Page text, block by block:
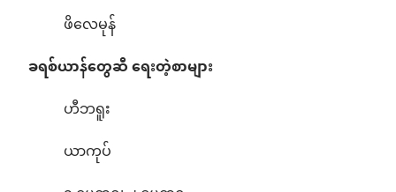
ဖိလေမုန်
ခရစ်ယာန်တွေဆီ ရေးတဲ့စာများ
ဟီဘရူး
ယာကုပ်